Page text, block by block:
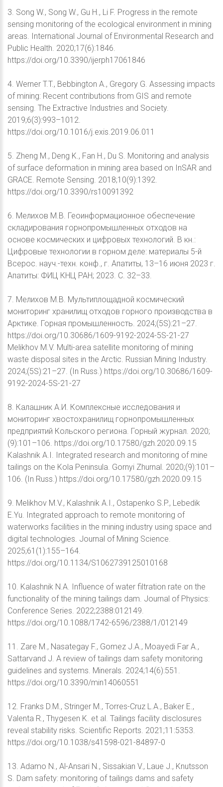
3. Song W., Song W., Gu H., Li F. Progress in the remote
sensing monitoring of the ecological environment in mining
areas. International Journal of Environmental Research and
Public Health. 2020;17(6):1846.
https://doi.org/10.3390/ijerph17061846
4. Werner T.T., Bebbington A., Gregory G. Assessing impacts
of mining: Recent contributions from GIS and remote
sensing. The Extractive Industries and Society.
2019;6(3):993–1012.
https://doi.org/10.1016/j.exis.2019.06.011
5. Zheng M., Deng K., Fan H., Du S. Monitoring and analysis
of surface deformation in mining area based on InSAR and
GRACE. Remote Sensing. 2018;10(9):1392.
https://doi.org/10.3390/rs10091392
6. Мелихов М.В. Геоинформационное обеспечение
складирования горнопромышленных отходов на
основе космических и цифровых технологий. В кн.:
Цифровые технологии в горном деле: материалы 5-й
Всерос. науч.-техн. конф., г. Апатиты, 13–16 июня 2023 г.
Апатиты: ФИЦ КНЦ РАН; 2023. С. 32–33.
7. Мелихов М.В. Мультиплощадной космический
мониторинг хранилищ отходов горного производства в
Арктике. Горная промышленность. 2024;(5S):21–27.
https://doi.org/10.30686/1609-9192-2024-5S-21-27
Melikhov M.V. Multi-area satellite monitoring of mining
waste disposal sites in the Arctic. Russian Mining Industry.
2024;(5S):21–27. (In Russ.) https://doi.org/10.30686/1609-
9192-2024-5S-21-27
8. Калашник A.И. Комплексные исследования и
мониторинг хвостохранилищ горнопромышленных
предприятий Кольского региона. Горный журнал. 2020;
(9):101–106. https://doi.org/10.17580/gzh.2020.09.15
Kalashnik A.I. Integrated research and monitoring of mine
tailings on the Kola Peninsula. Gornyi Zhurnal. 2020;(9):101–
106. (In Russ.) https://doi.org/10.17580/gzh.2020.09.15
9. Melikhov M.V., Kalashnik A.I., Ostapenko S.P., Lebedik
E.Yu. Integrated approach to remote monitoring of
waterworks facilities in the mining industry using space and
digital technologies. Journal of Mining Science.
2025;61(1):155–164.
https://doi.org/10.1134/S1062739125010168
10. Kalashnik N.A. Influence of water filtration rate on the
functionality of the mining tailings dam. Journal of Physics:
Conference Series. 2022;2388:012149.
https://doi.org/10.1088/1742-6596/2388/1/012149
11. Zare M., Nasategay F., Gomez J.A., Moayedi Far A.,
Sattarvand J. A review of tailings dam safety monitoring
guidelines and systems. Minerals. 2024;14(6):551.
https://doi.org/10.3390/min14060551
12. Franks D.M., Stringer M., Torres-Cruz L.A., Baker E.,
Valenta R., Thygesen K. et al. Tailings facility disclosures
reveal stability risks. Scientific Reports. 2021;11:5353.
https://doi.org/10.1038/s41598-021-84897-0
13. Adamo N., Al-Ansari N., Sissakian V., Laue J., Knutsson
S. Dam safety: monitoring of tailings dams and safety